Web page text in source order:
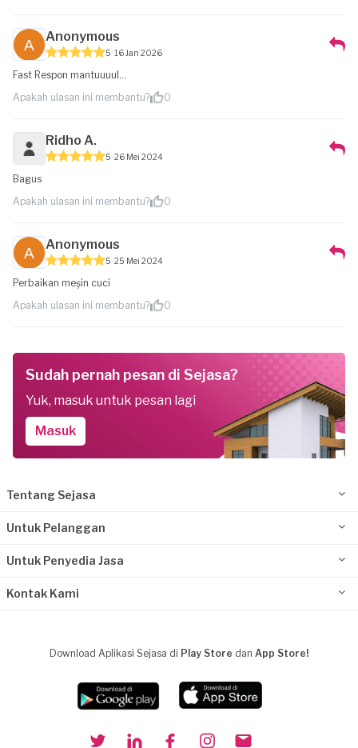
Anonymous
5 16 Jan 2026
Fast Respon mantuuuul...
Apakah ulasan ini membantu?
0
Ridho A.
5 26 Mei 2024
Bagus
Apakah ulasan ini membantu?
0
Anonymous
5 25 Mei 2024
Perbaikan meşin cuci
Apakah ulasan ini membantu?
0
Sudah pernah pesan di Sejasa?
Yuk, masuk untuk pesan lagi
Masuk
Tentang Sejasa
Untuk Pelanggan
Untuk Penyedia Jasa
Kontak Kami
Download Aplikasi Sejasa di Play Store dan App Store!